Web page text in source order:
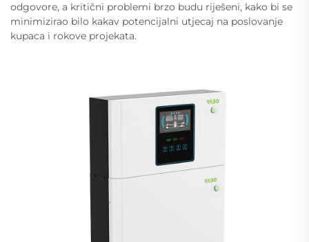
odgovore, a kritični problemi brzo budu riješeni, kako bi se
minimizirao bilo kakav potencijalni utjecaj na poslovanje
kupaca i rokove projekata.